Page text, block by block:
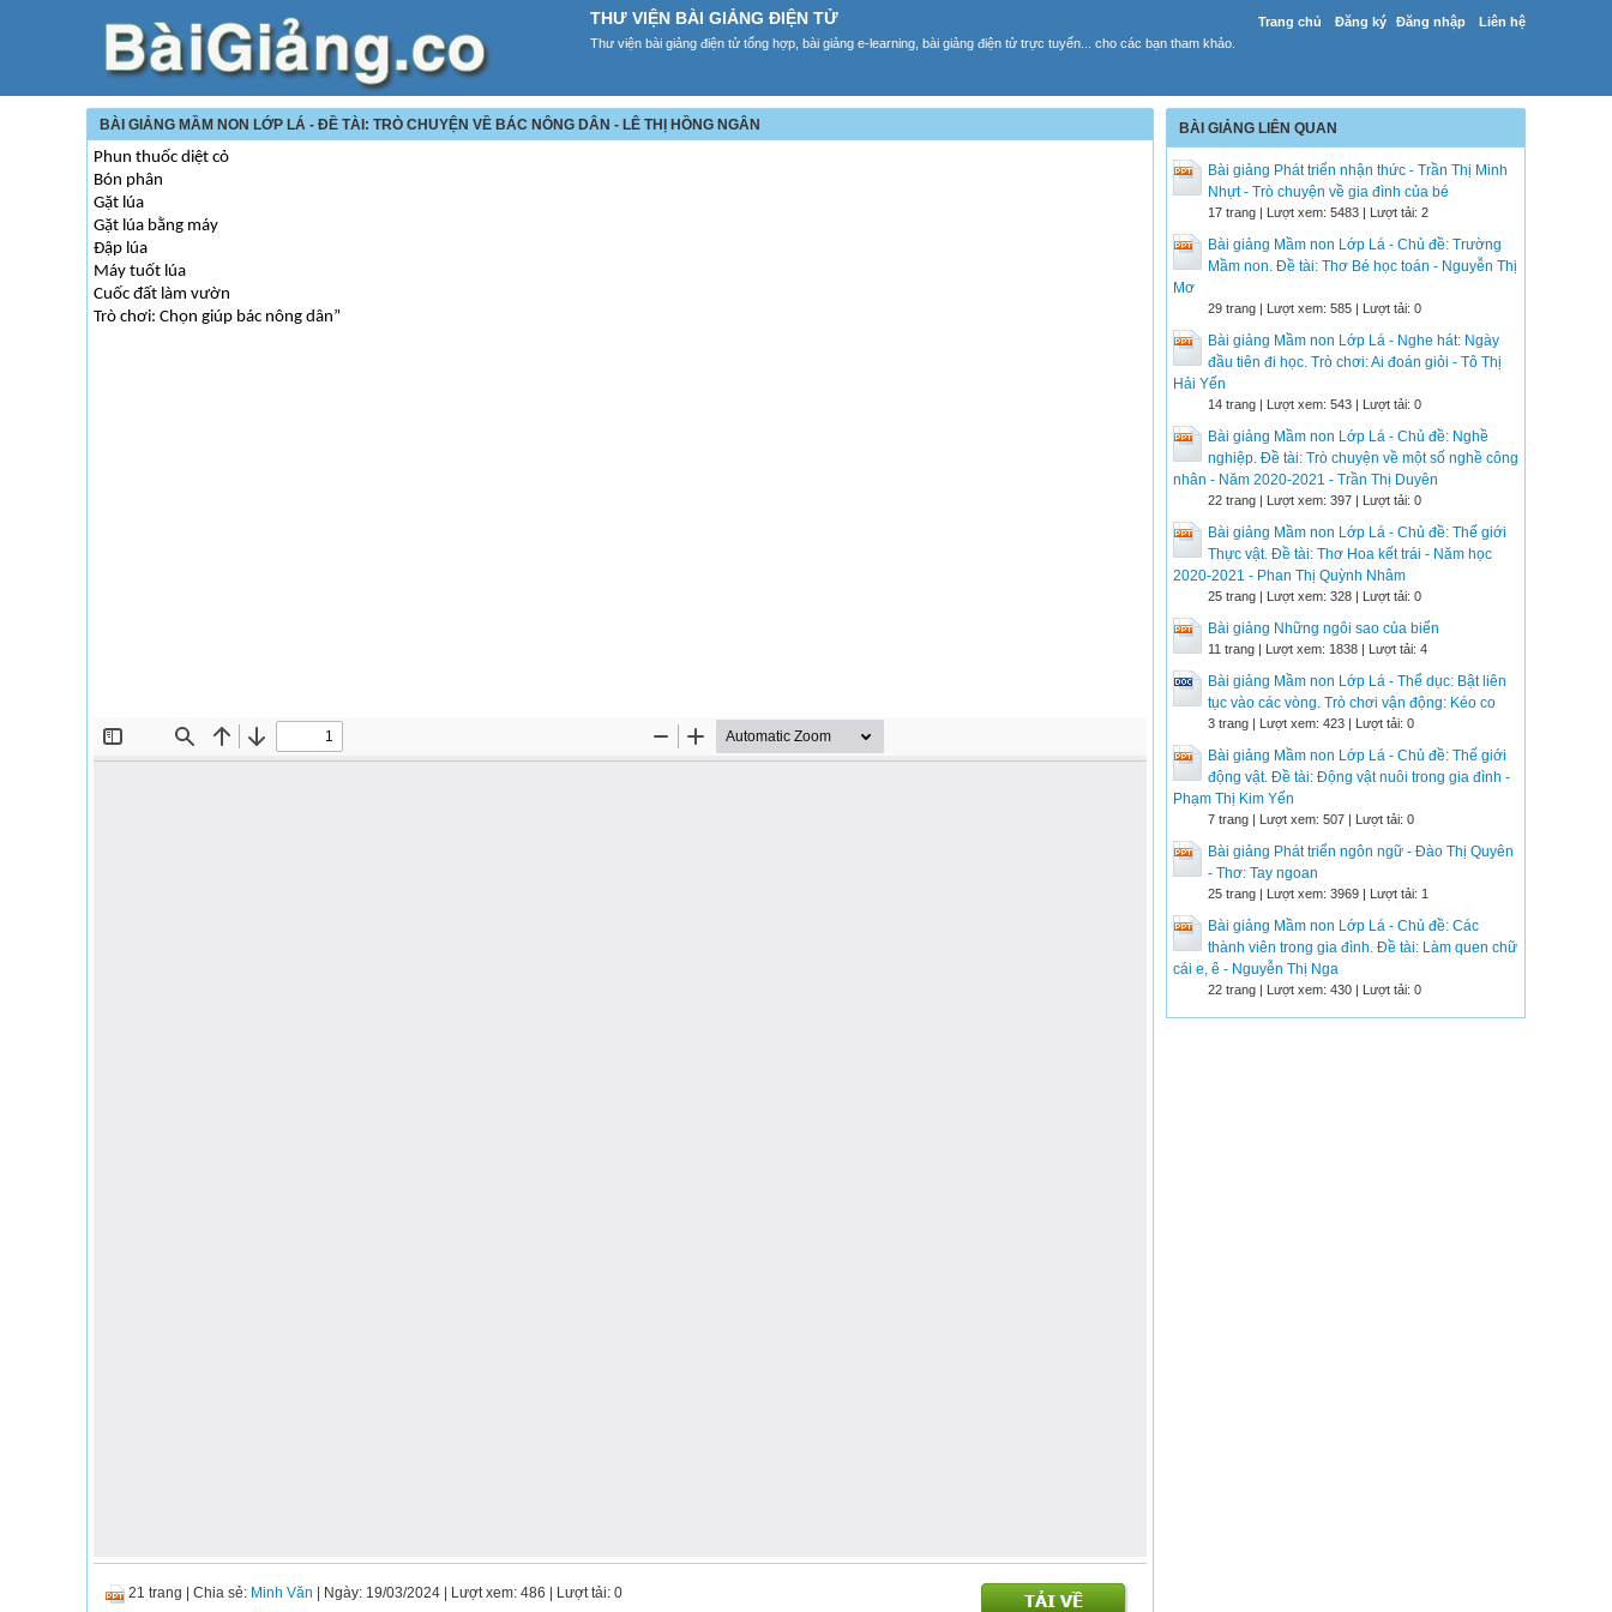
Trang chủ Đăng ký Đăng nhập Liên hệ
THƯ VIỆN BÀI GIẢNG ĐIỆN TỬ
Thư viện bài giảng điện tử tổng hợp, bài giảng e-learning, bài giảng điện tử trực tuyến... cho các bạn tham khảo.
BÀI GIẢNG MẦM NON LỚP LÁ - ĐỀ TÀI: TRÒ CHUYỆN VỀ BÁC NÔNG DÂN - LÊ THỊ HỒNG NGÂN
Phun thuốc diệt cỏ
Bón phân
Gặt lúa
Gặt lúa bằng máy
Đập lúa
Máy tuốt lúa
Cuốc đất làm vườn
Trò chơi: Chọn giúp bác nông dân”
21 trang Chia sẻ: Minh Văn | Ngày: 19/03/2024 | Lượt xem: 486 | Lượt tải: 0
BÀI GIẢNG LIÊN QUAN
Bài giảng Phát triển nhận thức - Trần Thị Minh
Nhựt - Trò chuyện về gia đình của bé
17 trang | Lượt xem: 5483 | Lượt tải: 2
Bài giảng Mầm non Lớp Lá - Chủ đề: Trường
Mầm non. Đề tài: Thơ Bé học toán - Nguyễn Thị
Mơ
29 trang | Lượt xem: 585 | Lượt tải: 0
Bài giảng Mầm non Lớp Lá - Nghe hát: Ngày
đầu tiên đi học. Trò chơi: Ai đoán giỏi - Tô Thị
Hải Yến
14 trang | Lượt xem: 543 | Lượt tải: 0
Bài giảng Mầm non Lớp Lá - Chủ đề: Nghề
nghiệp. Đề tài: Trò chuyện về một số nghề công
nhân - Năm 2020-2021 - Trần Thị Duyên
22 trang | Lượt xem: 397 | Lượt tải: 0
Bài giảng Mầm non Lớp Lá - Chủ đề: Thế giới
Thực vật. Đề tài: Thơ Hoa kết trái - Năm học
2020-2021 - Phan Thị Quỳnh Nhâm
25 trang | Lượt xem: 328 | Lượt tải: 0
Bài giảng Những ngôi sao của biển
11 trang | Lượt xem: 1838 | Lượt tải: 4
Bài giảng Mầm non Lớp Lá - Thể dục: Bật liên
tục vào các vòng. Trò chơi vận động: Kéo co
3 trang | Lượt xem: 423 | Lượt tải: 0
Bài giảng Mầm non Lớp Lá - Chủ đề: Thế giới
động vật. Đề tài: Động vật nuôi trong gia đình -
Phạm Thị Kim Yến
7 trang | Lượt xem: 507 | Lượt tải: 0
Bài giảng Phát triển ngôn ngữ - Đào Thị Quyên
- Thơ: Tay ngoan
25 trang | Lượt xem: 3969 | Lượt tải: 1
Bài giảng Mầm non Lớp Lá - Chủ đề: Các
thành viên trong gia đình. Đề tài: Làm quen chữ
cái e, ê - Nguyễn Thị Nga
22 trang | Lượt xem: 430 | Lượt tải: 0